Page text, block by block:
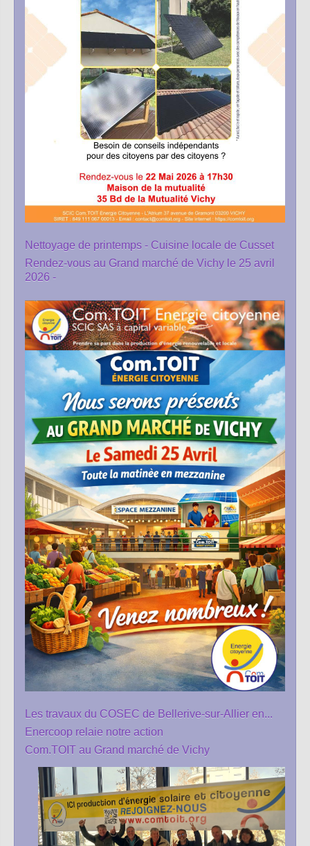
Nettoyage de printemps - Cuisine locale de Cusset
Rendez-vous au Grand marché de Vichy le 25 avril
2026 -
Les travaux du COSEC de Bellerive-sur-Allier en...
Enercoop relaie notre action
Com.TOIT au Grand marché de Vichy